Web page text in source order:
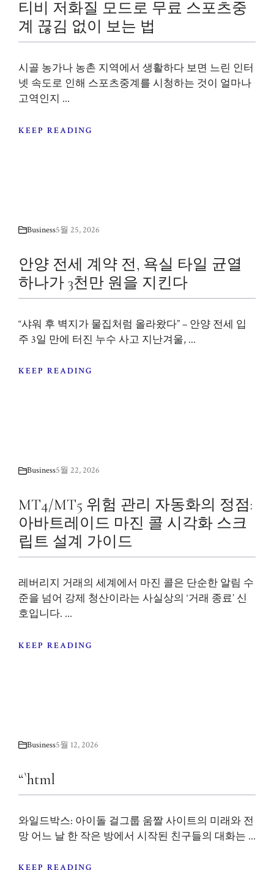
티비 저화질 모드로 무료 스포츠중
계 끊김 없이 보는 법
시골 농가나 농촌 지역에서 생활하다 보면 느린 인터
넷 속도로 인해 스포츠중계를 시청하는 것이 얼마나
고역인지 ...
KEEP READING
Business5월 25, 2026
안양 전세 계약 전, 욕실 타일 균열
하나가 3천만 원을 지킨다
“샤워 후 벽지가 물집처럼 올라왔다” – 안양 전세 입
주 3일 만에 터진 누수 사고 지난겨울, ...
KEEP READING
Business5월 22, 2026
MT4/MT5 위험 관리 자동화의 정점:
아바트레이드 마진 콜 시각화 스크
립트 설계 가이드
레버리지 거래의 세계에서 마진 콜은 단순한 알림 수
준을 넘어 강제 청산이라는 사실상의 ‘거래 종료’ 신
호입니다. ...
KEEP READING
Business5월 12, 2026
“`html
와일드박스: 아이돌 걸그룹 움짤 사이트의 미래와 전
망 어느 날 한 작은 방에서 시작된 친구들의 대화는 ...
KEEP READING